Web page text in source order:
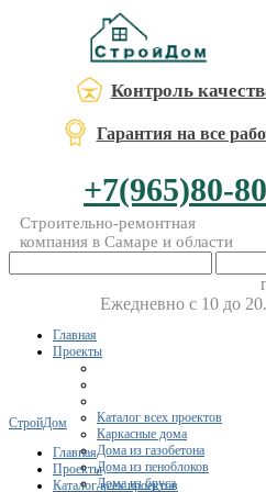
Контроль
Гарантия на все
+7(965)80-
Строительно-ремонтная
компания в Самаре и области
Ежедневно с 10 до
Главная
Проекты
Каталог всех проектов
Каркасные дома
Дома из газобетона
Дома из пеноблоков
Дома из бруса
СтройДом
Главная
Проекты
Каталог всех проектов